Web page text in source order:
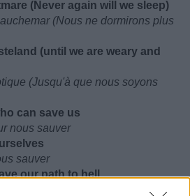
(Never again will we sleep)
(Nous ne dormirons plus
(until we are weary and
(Jusqu'à que nous soyons
can save us
nous sauver
sauver
our path to hell
nous conduisent vers l'Enfer